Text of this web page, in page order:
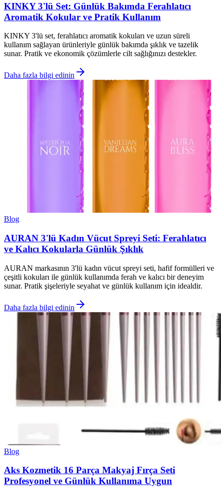
KINKY 3'lü Set: Günlük Bakımda Ferahlatıcı
Aromatik Kokular ve Pratik Kullanım
KINKY 3'lü set, ferahlatıcı aromatik kokuları ve uzun süreli
kullanım sağlayan ürünleriyle günlük bakımda şıklık ve tazelik
sunar. Pratik ve ekonomik çözümlerle cilt sağlığınızı destekler.
Daha fazla bilgi edinin
Blog
AURAN 3'lü Kadın Vücut Spreyi Seti: Ferahlatıcı
ve Kalıcı Kokularla Günlük Şıklık
AURAN markasının 3'lü kadın vücut spreyi seti, hafif formülleri ve
çeşitli kokuları ile günlük kullanımda ferah ve kalıcı bir deneyim
sunar. Pratik şişeleriyle seyahat ve günlük kullanım için idealdir.
Daha fazla bilgi edinin
Blog
Aks Kozmetik 16 Parça Makyaj Fırça Seti
Profesyonel ve Günlük Kullanıma Uygun